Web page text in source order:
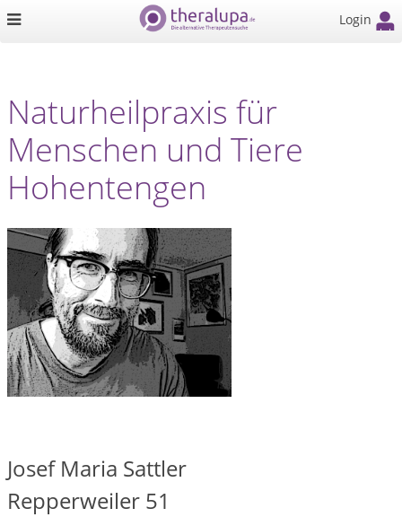
Login
Naturheilpraxis für
Menschen und Tiere
Hohentengen
Josef Maria Sattler
Repperweiler 51